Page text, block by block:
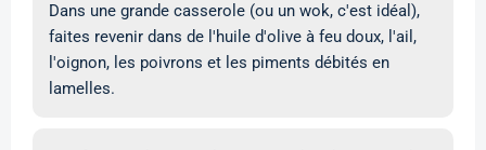
Dans une grande casserole (ou un wok, c'est idéal),
faites revenir dans de l'huile d'olive à feu doux, l'ail,
l'oignon, les poivrons et les piments débités en
lamelles.